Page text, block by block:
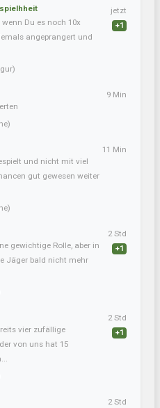
Du es noch 10x
angeprangert und
jetzt
+1
9 Min
und nicht mit viel
gut gewesen weiter
11 Min
gewichtige Rolle, aber in
Jäger bald nicht mehr
2 Std
+1
vier zufällige
von uns hat 15
2 Std
+1
2 Std